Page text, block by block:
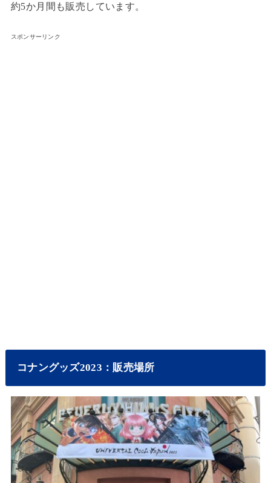
約5か月間も販売しています。
スポンサーリンク
コナングッズ2023：販売場所